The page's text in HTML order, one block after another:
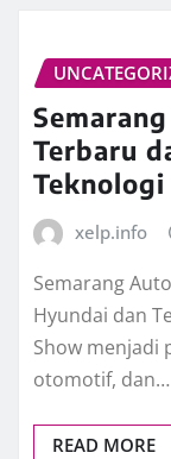
Terbaru
xelp.info
Semarang
Hyundai dan
Show menjadi
otomotif, dan…
READ MORE